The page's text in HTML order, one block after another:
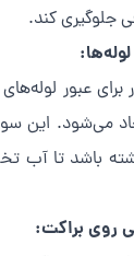
جلوگیری کند.
برای عبور
می‌شود. این
باشد تا آب
روی براکت: